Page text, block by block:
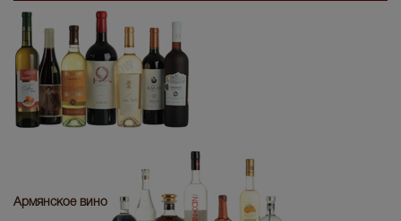
Армянское вино